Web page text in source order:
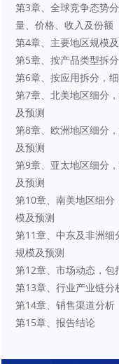
第3章、全球竞争态势
量、价格、收入及份额
第4章、主要地区规模
第5章、按产品类型拆
第6章、按应用拆分，
第7章、北美地区细分
及预测
第8章、欧洲地区细分
及预测
第9章、亚太地区细分
及预测
第10章、南美地区细
模及预测
第11章、中东及非洲细
规模及预测
第12章、市场动态，
第13章、行业产业链分
第14章、销售渠道分析
第15章、报告结论